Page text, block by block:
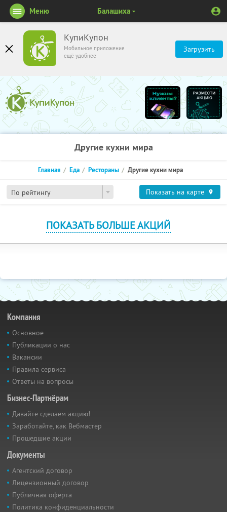
КупиКупон
Мобильное приложение
ещё удобнее
Загрузить
Меню Балашиха
Другие кухни мира
По рейтингу
Главная Еда Рестораны Другие кухни мира
Показать на карте
ПОКАЗАТЬ БОЛЬШЕ АКЦИЙ
Компания
Основное
Публикации о нас
Вакансии
Правила сервиса
Ответы на вопросы
Бизнес-Партнёрам
Давайте сделаем акцию!
Заработайте, как Вебмастер
Прошедшие акции
Документы
Агентский договор
Лицензионный договор
Публичная оферта
Политика конфиденциальности